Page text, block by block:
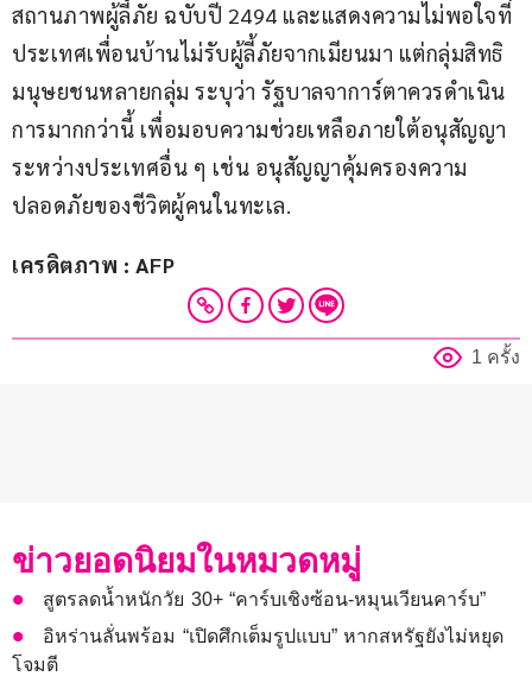
สถานภาพผู้ลี้ภัย ฉบับปี 2494 และแสดงความไม่พอใจที่
ประเทศเพื่อนบ้านไม่รับผู้ลี้ภัยจากเมียนมา แต่กลุ่มสิทธิ
มนุษยชนหลายกลุ่ม ระบุว่า รัฐบาลจาการ์ตาควรดำเนิน
การมากกว่านี้ เพื่อมอบความช่วยเหลือภายใต้อนุสัญญา
ระหว่างประเทศอื่น ๆ เช่น อนุสัญญาคุ้มครองความ
ปลอดภัยของชีวิตผู้คนในทะเล.
เครดิตภาพ : AFP
1 ครั้ง
ข่าวยอดนิยมในหมวดหมู่
สูตรลดน้ำหนักวัย 30+ “คาร์บเชิงซ้อน-หมุนเวียนคาร์บ”
อิหร่านลั่นพร้อม “เปิดศึกเต็มรูปแบบ” หากสหรัฐยังไม่หยุด
โจมตี